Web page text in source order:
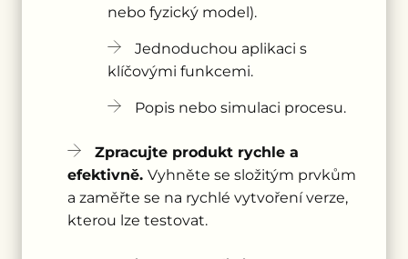
nebo fyzický model).
Jednoduchou aplikaci s
klíčovými funkcemi.
Popis nebo simulaci procesu.
Zpracujte produkt rychle a
efektivně. Vyhněte se složitým prvkům
a zaměřte se na rychlé vytvoření verze,
kterou lze testovat.